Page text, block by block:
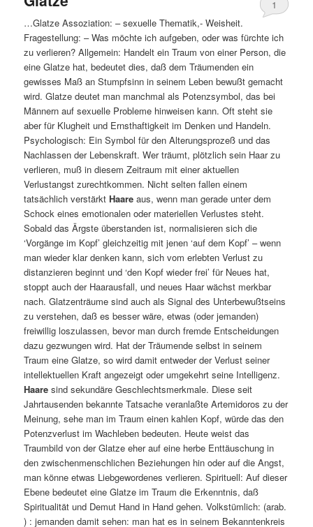
1
…Glatze Assoziation: – sexuelle Thematik,- Weisheit.
Fragestellung: – Was möchte ich aufgeben, oder was fürchte ich
zu verlieren? Allgemein: Handelt ein Traum von einer Person, die
eine Glatze hat, bedeutet dies, daß dem Träumenden ein
gewisses Maß an Stumpfsinn in seinem Leben bewußt gemacht
wird. Glatze deutet man manchmal als Potenzsymbol, das bei
Männern auf sexuelle Probleme hinweisen kann. Oft steht sie
aber für Klugheit und Ernsthaftigkeit im Denken und Handeln.
Psychologisch: Ein Symbol für den Alterungsprozeß und das
Nachlassen der Lebenskraft. Wer träumt, plötzlich sein Haar zu
verlieren, muß in diesem Zeitraum mit einer aktuellen
Verlustangst zurechtkommen. Nicht selten fallen einem
tatsächlich verstärktHaare aus, wenn man gerade unter dem
Schock eines emotionalen oder materiellen Verlustes steht.
Sobald das Ärgste überstanden ist, normalisieren sich die
‘Vorgänge im Kopf’ gleichzeitig mit jenen ‘auf dem Kopf’ – wenn
man wieder klar denken kann, sich vom erlebten Verlust zu
distanzieren beginnt und ‘den Kopf wieder frei’ für Neues hat,
stoppt auch der Haarausfall, und neues Haar wächst merkbar
nach. Glatzenträume sind auch als Signal des Unterbewußtseins
zu verstehen, daß es besser wäre, etwas (oder jemanden)
freiwillig loszulassen, bevor man durch fremde Entscheidungen
dazu gezwungen wird. Hat der Träumende selbst in seinem
Traum eine Glatze, so wird damit entweder der Verlust seiner
intellektuellen Kraft angezeigt oder umgekehrt seine Intelligenz.
Haare sind sekundäre Geschlechtsmerkmale. Diese seit
Jahrtausenden bekannte Tatsache veranlaßte Artemidoros zu der
Meinung, sehe man im Traum einen kahlen Kopf, würde das den
Potenzverlust im Wachleben bedeuten. Heute weist das
Traumbild von der Glatze eher auf eine herbe Enttäuschung in
den zwischenmenschlichen Beziehungen hin oder auf die Angst,
man könne etwas Liebgewordenes verlieren. Spirituell: Auf dieser
Ebene bedeutet eine Glatze im Traum die Erkenntnis, daß
Spiritualität und Demut Hand in Hand gehen. Volkstümlich: (arab.
) : jemanden damit sehen: man hat es in seinem Bekanntenkreis